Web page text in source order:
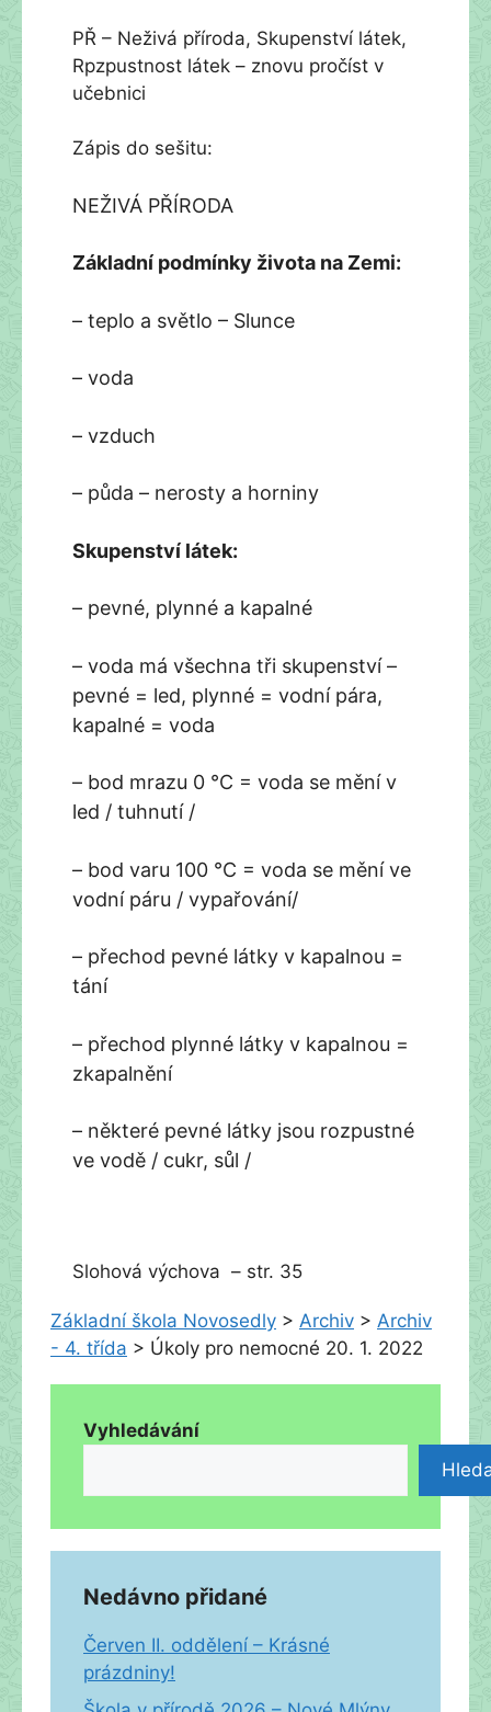
PŘ – Neživá příroda, Skupenství látek,
Rpzpustnost látek – znovu pročíst v
učebnici
Zápis do sešitu:
NEŽIVÁ PŘÍRODA
Základní podmínky života na Zemi:
– teplo a světlo – Slunce
– voda
– vzduch
– půda – nerosty a horniny
Skupenství látek:
– pevné, plynné a kapalné
– voda má všechna tři skupenství –
pevné = led, plynné = vodní pára,
kapalné = voda
– bod mrazu 0 °C = voda se mění v
led / tuhnutí /
– bod varu 100 °C = voda se mění ve
vodní páru / vypařování/
– přechod pevné látky v kapalnou =
tání
– přechod plynné látky v kapalnou =
zkapalnění
– některé pevné látky jsou rozpustné
ve vodě / cukr, sůl /
Slohová výchova – str. 35
Základní škola Novosedly > Archiv > Archiv
- 4. třída > Úkoly pro nemocné 20. 1. 2022
Vyhledávání
Nedávno přidané
Červen II. oddělení – Krásné
prázdniny!